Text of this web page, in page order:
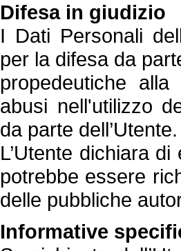
Difesa in giudizio
I Dati Personali
per la difesa da
propedeutiche
abusi nell'utilizzo
da parte dell’Utente.
L’Utente dichiara
potrebbe essere
delle pubbliche
Informative